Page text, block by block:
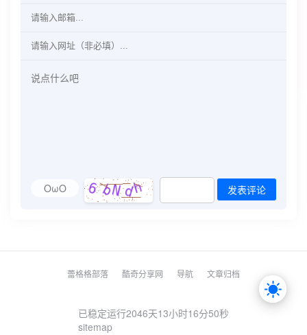
OωO 发表评论
蕾格格部落 酷奇分享网 导航 文章归档
已稳定运行2046天13小时16分50秒
sitemap